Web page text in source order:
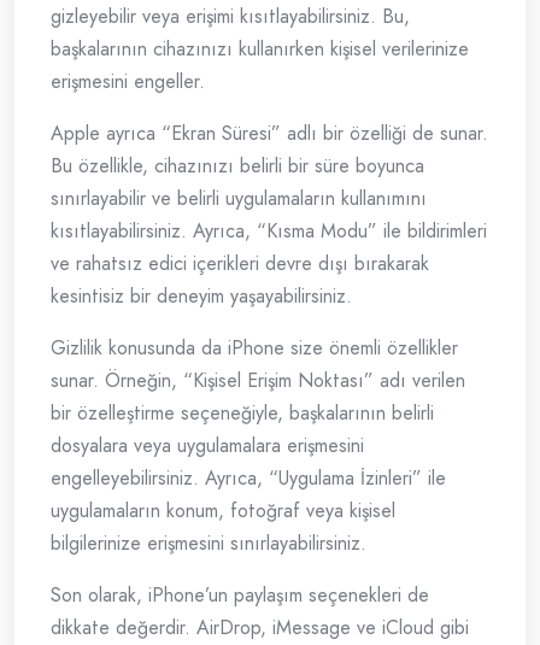
gizleyebilir veya erişimi kısıtlayabilirsiniz. Bu,
başkalarının cihazınızı kullanırken kişisel verilerinize
erişmesini engeller.
Apple ayrıca “Ekran Süresi” adlı bir özelliği de sunar.
Bu özellikle, cihazınızı belirli bir süre boyunca
sınırlayabilir ve belirli uygulamaların kullanımını
kısıtlayabilirsiniz. Ayrıca, “Kısma Modu” ile bildirimleri
ve rahatsız edici içerikleri devre dışı bırakarak
kesintisiz bir deneyim yaşayabilirsiniz.
Gizlilik konusunda da iPhone size önemli özellikler
sunar. Örneğin, “Kişisel Erişim Noktası” adı verilen
bir özelleştirme seçeneğiyle, başkalarının belirli
dosyalara veya uygulamalara erişmesini
engelleyebilirsiniz. Ayrıca, “Uygulama İzinleri” ile
uygulamaların konum, fotoğraf veya kişisel
bilgilerinize erişmesini sınırlayabilirsiniz.
Son olarak, iPhone’un paylaşım seçenekleri de
dikkate değerdir. AirDrop, iMessage ve iCloud gibi